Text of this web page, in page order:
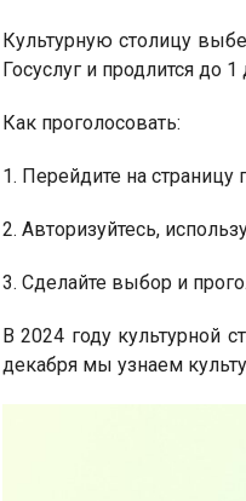
Культурную столицу
Госуслуг и продлится до 1
Как проголосовать:
1. Перейдите на
2. Авторизуйтесь,
3. Сделайте выбор и
В 2024 году культурной
декабря мы узнаем